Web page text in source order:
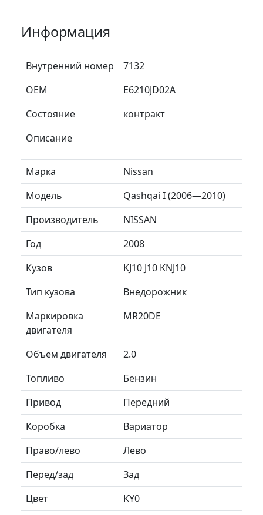
Информация
Внутренний номер
7132
ОЕМ
E6210JD02A
Состояние
контракт
Описание
Марка
Nissan
Модель
Qashqai I (2006—2010)
Производитель
NISSAN
Год
2008
Кузов
KJ10 J10 KNJ10
Тип кузова
Внедорожник
Маркировка
двигателя
MR20DE
Объем двигателя
2.0
Топливо
Бензин
Привод
Передний
Коробка
Вариатор
Право/лево
Лево
Перед/зад
Зад
Цвет
KY0